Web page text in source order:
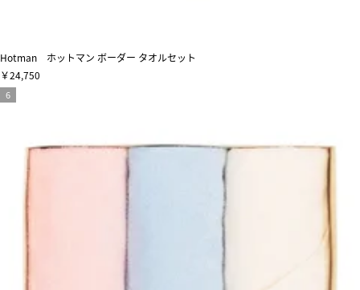
Hotman ホットマン ボーダー タオルセット
￥24,750